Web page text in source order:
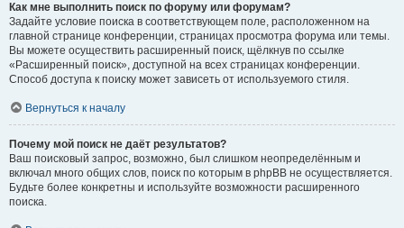
Как мне выполнить поиск по форуму или форумам?
Задайте условие поиска в соответствующем поле, расположенном на
главной странице конференции, страницах просмотра форума или темы.
Вы можете осуществить расширенный поиск, щёлкнув по ссылке
«Расширенный поиск», доступной на всех страницах конференции.
Способ доступа к поиску может зависеть от используемого стиля.
Вернуться к началу
Почему мой поиск не даёт результатов?
Ваш поисковый запрос, возможно, был слишком неопределённым и
включал много общих слов, поиск по которым в phpBB не осуществляется.
Будьте более конкретны и используйте возможности расширенного
поиска.